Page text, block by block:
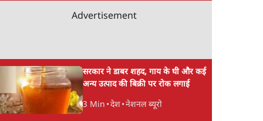
Advertisement
सरकार ने डाबर शहद, गाय के घी और कई
अन्य उत्पाद की बिक्री पर रोक लगाई
3 Min •देश•नेशनल ब्यूरो